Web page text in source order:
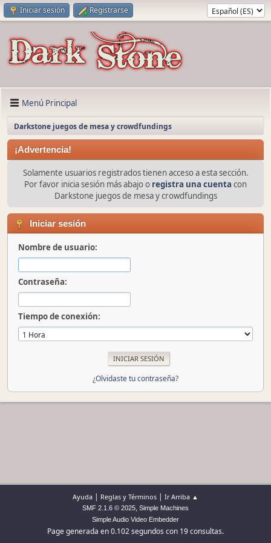
Iniciar sesión Registrarse
Menú Principal
Darkstone juegos de mesa y crowdfundings
¡Advertencia!
Solamente usuarios registrados tienen acceso a esta sección.
Por favor inicia sesión más abajo o registra una cuenta con
Darkstone juegos de mesa y crowdfundings
Iniciar sesión
Nombre de usuario:
Contraseña:
Tiempo de conexión:
¿Olvidaste tu contraseña?
Ayuda | Reglas y Términos | Ir Arriba ▲
SMF 2.1.6 © 2025, Simple Machines
Simple Audio Video Embedder
Page generada en 0.102 segundos con 19 consultas.